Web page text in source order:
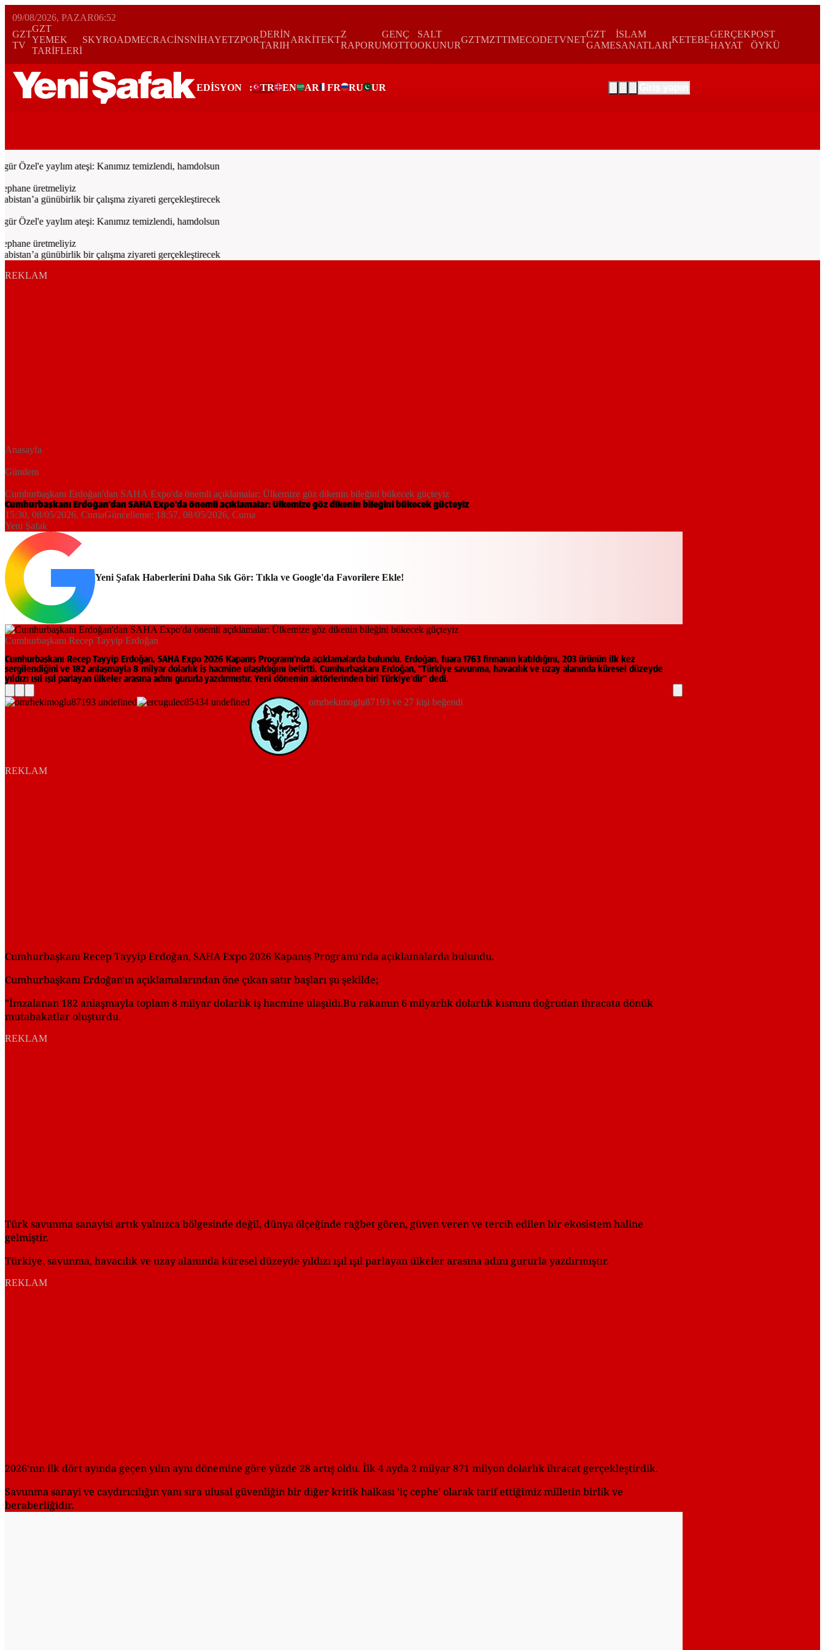
09/08/2026, PAZAR06:52
GZT
TV
GZT
YEMEK
TARİFLERİ
SKYROADMECRACİNSNİHAYETZPOR
DERİN
TARIH
ARKİTEKT
Z
RAPORU
GENÇ
MOTTO
SALT
OKUNUR
GZTMZTTIMECODETVNET
GZT
GAME
İSLAM
SANATLARI
KETEBE
GERÇEK
HAYAT
POST
ÖYKÜ
EDİSYON : TR EN AR FR RU UR
Özel'e yaylım ateşi: Kanımız temizlendi, hamdolsun
üretmeliyiz
günübirlik bir çalışma ziyareti gerçekleştirecek
Özel'e yaylım ateşi: Kanımız temizlendi, hamdolsun
üretmeliyiz
günübirlik bir çalışma ziyareti gerçekleştirecek
REKLAM
Anasayfa
Gündem
Cumhurbaşkanı Erdoğan'dan SAHA Expo'da önemli açıklamalar: Ülkemize göz dikenin bileğini bükecek güçteyiz
Cumhurbaşkanı Erdoğan'dan SAHA Expo'da önemli açıklamalar: Ülkemize göz dikenin bileğini bükecek güçteyiz
15:30, 08/05/2026, CumaGüncelleme: 18:57, 08/05/2026, Cuma
Yeni Şafak
Yeni Şafak Haberlerini Daha Sık Gör: Tıkla ve Google'da Favorilere Ekle!
Cumhurbaşkanı Recep Tayyip Erdoğan
Cumhurbaşkanı Recep Tayyip Erdoğan, SAHA Expo 2026 Kapanış Programı'nda açıklamalarda bulundu. Erdoğan, fuara 1763 firmanın katıldığını, 203 ürünün ilk kez
sergilendiğini ve 182 anlaşmayla 8 milyar dolarlık iş hacmine ulaşıldığını belirtti. Cumhurbaşkanı Erdoğan, "Türkiye savunma, havacılık ve uzay alanında küresel düzeyde
yıldızı ışıl ışıl parlayan ülkeler arasına adını gururla yazdırmıştır. Yeni dönemin aktörlerinden biri Türkiye'dir" dedi.
omrhekimoglu87193 ve 27 kişi beğendi
REKLAM
Cumhurbaşkanı Recep Tayyip Erdoğan, SAHA Expo 2026 Kapanış Programı'nda açıklamalarda bulundu.
Cumhurbaşkanı Erdoğan'ın açıklamalarından öne çıkan satır başları şu şekilde;
"İmzalanan 182 anlaşmayla toplam 8 milyar dolarlık iş hacmine ulaşıldı.Bu rakamın 6 milyarlık dolarlık kısmını doğrudan ihracata dönük
mutabakatlar oluşturdu.
REKLAM
Türk savunma sanayisi artık yalnızca bölgesinde değil, dünya ölçeğinde rağbet gören, güven veren ve tercih edilen bir ekosistem haline
gelmiştir.
Türkiye, savunma, havacılık ve uzay alanında küresel düzeyde yıldızı ışıl ışıl parlayan ülkeler arasına adını gururla yazdırmıştır.
REKLAM
2026'nın ilk dört ayında geçen yılın aynı dönemine göre yüzde 28 artış oldu. İlk 4 ayda 2 milyar 871 milyon dolarlık ihracat gerçekleştirdik.
Savunma sanayi ve caydırıcılığın yanı sıra ulusal güvenliğin bir diğer kritik halkası 'iç cephe' olarak tarif ettiğimiz milletin birlik ve
beraberliğidir.